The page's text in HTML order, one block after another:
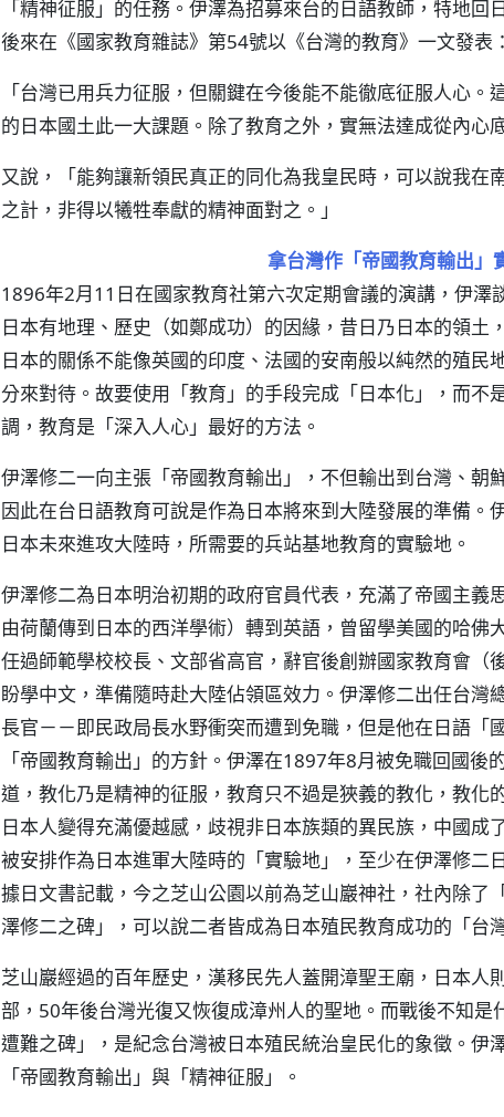
「精神征服」的任務。伊澤為招募來台的日語教師，特地回
後來在《國家教育雜誌》第54號以《台灣的教育》一文發表：
「台灣已用兵力征服，但關鍵在今後能不能徹底征服人心
的日本國土此一大課題。除了教育之外，實無法達成從內心
又說，「能夠讓新領民真正的同化為我皇民時，可以說我在
之計，非得以犧牲奉獻的精神面對之。」
拿台灣作「帝國教育輸出」
1896年2月11日在國家教育社第六次定期會議的演講，伊澤
日本有地理、歷史（如鄭成功）的因緣，昔日乃日本的領土
日本的關係不能像英國的印度、法國的安南般以純然的殖民
分來對待。故要使用「教育」的手段完成「日本化」，而不
調，教育是「深入人心」最好的方法。
伊澤修二一向主張「帝國教育輸出」，不但輸出到台灣、朝
因此在台日語教育可說是作為日本將來到大陸發展的準備。
日本未來進攻大陸時，所需要的兵站基地教育的實驗地。
伊澤修二為日本明治初期的政府官員代表，充滿了帝國主義
由荷蘭傳到日本的西洋學術）轉到英語，曾留學美國的哈佛
任過師範學校校長、文部省高官，辭官後創辦國家教育會（
盼學中文，準備隨時赴大陸佔領區效力。伊澤修二出任台灣
長官－－即民政局長水野衝突而遭到免職，但是他在日語「
「帝國教育輸出」的方針。伊澤在1897年8月被免職回國後
道，教化乃是精神的征服，教育只不過是狹義的教化，教化
日本人變得充滿優越感，歧視非日本族類的異民族，中國成
被安排作為日本進軍大陸時的「實驗地」，至少在伊澤修二
據日文書記載，今之芝山公園以前為芝山巖神社，社內除了
澤修二之碑」，可以說二者皆成為日本殖民教育成功的「台
芝山巖經過的百年歷史，漢移民先人蓋開漳聖王廟，日本人
部，50年後台灣光復又恢復成漳州人的聖地。而戰後不知
遭難之碑」，是紀念台灣被日本殖民統治皇民化的象徵。伊
「帝國教育輸出」與「精神征服」。